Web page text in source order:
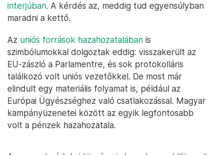
interjúban. A kérdés az, meddig tud egyensúlyban
maradni a kettő.
Az uniós források hazahozatalában is
szimbólumokkal dolgoztak eddig: visszakerült az
EU-zászló a Parlamentre, és sok protokolláris
találkozó volt uniós vezetőkkel. De most már
elindult egy materiális folyamat is, például az
Európai Ügyészséghez való csatlakozással. Magyar
kampányüzenetei között az egyik legfontosabb
volt a pénzek hazahozatala.